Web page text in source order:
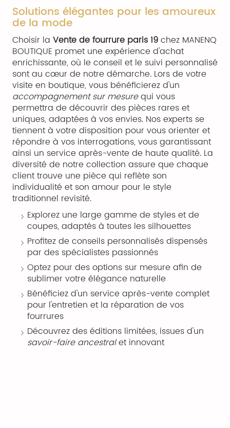
Solutions élégantes pour les amoureux
de la mode
Choisir la Vente de fourrure paris 19chez MANENQ
BOUTIQUE promet une expérience d'achat
enrichissante, où le conseil et le suivi personnalisé
sont au cœur de notre démarche. Lors de votre
visite en boutique, vous bénéficierez d'un
accompagnement sur mesurequi vous
permettra de découvrir des pièces rares et
uniques, adaptées à vos envies. Nos experts se
tiennent à votre disposition pour vous orienter et
répondre à vos interrogations, vous garantissant
ainsi un service après-vente de haute qualité. La
diversité de notre collection assure que chaque
client trouve une pièce qui reflète son
individualité et son amour pour le style
traditionnel revisité.
Explorez une large gamme de styles et de
coupes, adaptés à toutes les silhouettes
Profitez de conseils personnalisés dispensés
par des spécialistes passionnés
Optez pour des options sur mesure afin de
sublimer votre élégance naturelle
Bénéficiez d'un service après-vente complet
pour l'entretien et la réparation de vos
fourrures
Découvrez des éditions limitées, issues d'un
savoir-faire ancestralet innovant